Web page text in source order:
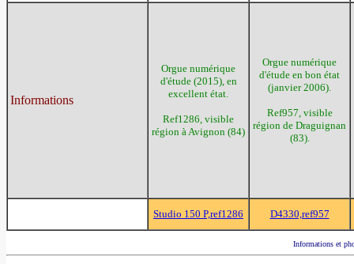
Informations
Orgue numérique
d'étude (2015), en
excellent état.
Ref1286, visible
région à Avignon (84)
Orgue numérique
d'étude en bon état
(janvier 2006).
Ref957, visible
région de Draguignan
(83).
Studio 150 P,ref1286 D4330,ref957
Informations et